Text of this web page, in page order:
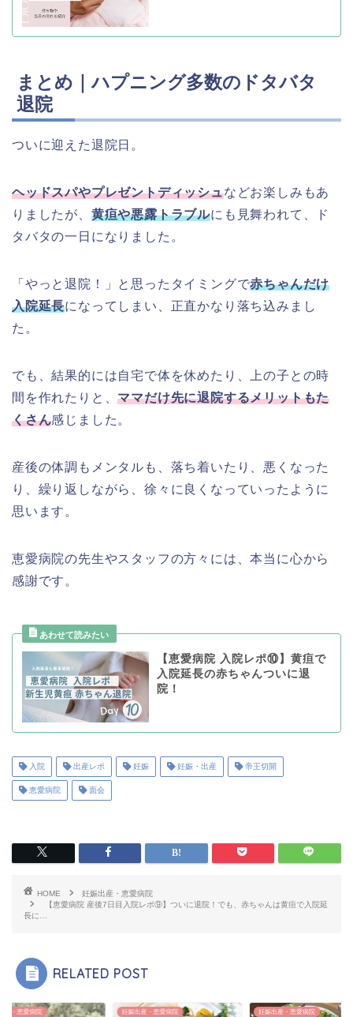
まとめ｜ハプニング多数のドタバタ
退院
ついに迎えた退院日。
ヘッドスパやプレゼントディッシュなどお楽しみもあ
りましたが、 黄疸や悪露トラブルにも見舞われて、ド
タバタの一日になりました。
「やっと退院！」と思ったタイミングで赤ちゃんだけ
入院延長になってしまい、正直かなり落ち込みまし
た。
でも、結果的には自宅で体を休めたり、上の子との時
間を作れたりと、ママだけ先に退院するメリットもた
くさん感じました。
産後の体調もメンタルも、落ち着いたり、悪くなった
り、繰り返しながら、徐々に良くなっていったように
思います。
恵愛病院の先生やスタッフの方々には、本当に心から
感謝です。
【恵愛病院 入院レポ⑩】黄疸で
入院延長の赤ちゃんついに退
院！
入院 出産レポ 妊娠 妊娠・出産 帝王切開
恵愛病院 面会
HOME
妊娠出産・恵愛病院
【恵愛病院 産後7日目入院レポ⑨】ついに退院！でも、赤ちゃんは黄疸で入院延
長に…
RELATED POST
産・恵愛病院 妊娠出産・恵愛病院 妊娠出産・恵愛病院